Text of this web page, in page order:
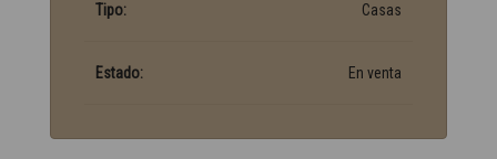
Tipo: Casas
Estado: En venta